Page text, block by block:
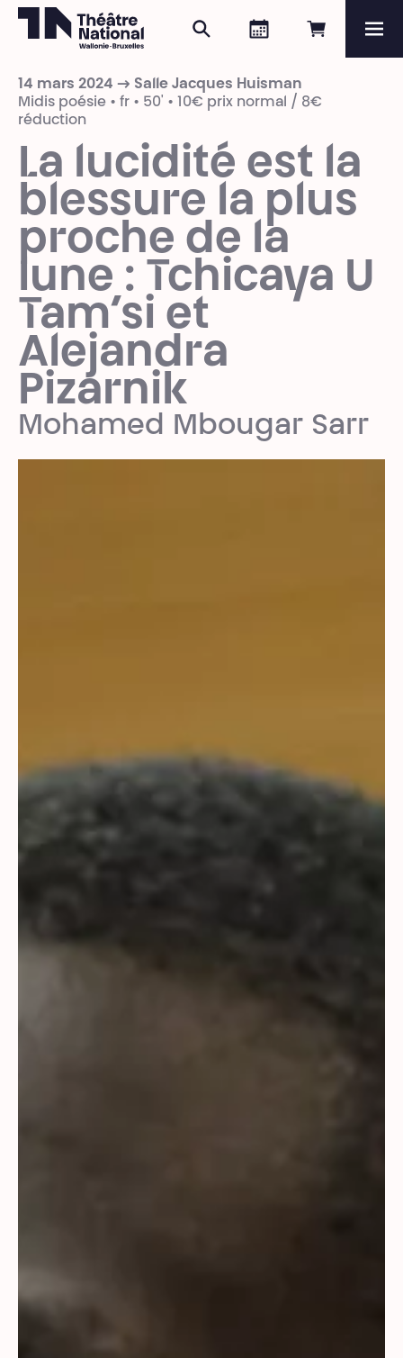
Réserver
Agenda
Rechercher
Magazine
Programme
14 mars 2024 → Salle Jacques Huisman
Midis poésie • fr • 50' • 10€ prix normal / 8€
réduction
La lucidité est la
blessure la plus
proche de la
lune : Tchicaya U
Tam’si et
Alejandra
Pizarnik
Mohamed Mbougar Sarr